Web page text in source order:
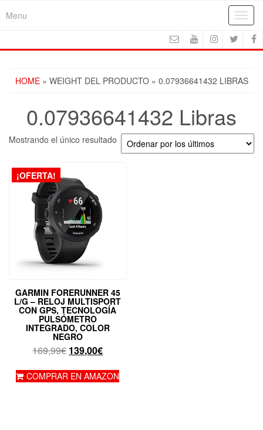
Menu
HOME » WEIGHT DEL PRODUCTO » 0.07936641432 LIBRAS
0.07936641432 Libras
Mostrando el único resultado
¡OFERTA!
GARMIN FORERUNNER 45
L/G – RELOJ MULTISPORT
CON GPS, TECNOLOGÍA
PULSÓMETRO
INTEGRADO, COLOR
NEGRO
169,99€ El
original
139,00€El
actual
COMPRAR EN AMAZON